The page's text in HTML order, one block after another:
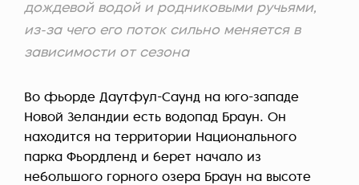
дождевой водой и родниковыми ручьями,
из-за чего его поток сильно меняется в
зависимости от сезона
Во фьорде Даутфул-Саунд на юго-западе
Новой Зеландии есть водопад Браун. Он
находится на территории Национального
парка Фьордленд и берет начало из
небольшого горного озера Браун на высоте